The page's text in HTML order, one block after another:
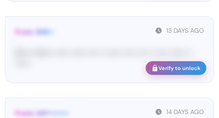
13 DAYS AGO
From: SHE••
Verify to unlock
14 DAYS AGO
From: 447••••••••